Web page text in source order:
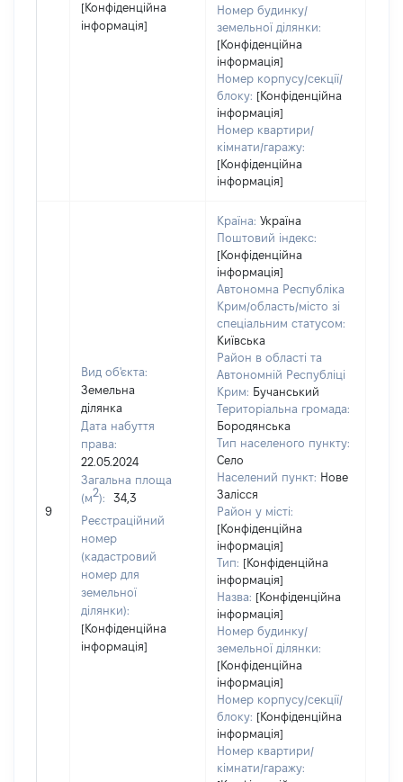
[Конфіденційна
інформація]
Номер будинку/
земельної ділянки:
[Конфіденційна
інформація]
Номер корпусу/секції/
блоку: [Конфіденційна
інформація]
Номер квартири/
кімнати/гаражу:
[Конфіденційна
інформація]
9
Вид об'єкта:
Земельна
ділянка
Дата набуття
права:
22.05.2024
Загальна площа
(м2):
34,3
Реєстраційний
номер
(кадастровий
номер для
земельної
ділянки):
[Конфіденційна
інформація]
Країна: Україна
Поштовий індекс:
[Конфіденційна
інформація]
Автономна Республіка
Крим/область/місто зі
спеціальним статусом:
Київська
Район в області та
Автономній Республіці
Крим: Бучанський
Територіальна громада:
Бородянська
Тип населеного пункту:
Село
Населений пункт: Нове
Залісся
Район у місті:
[Конфіденційна
інформація]
Тип: [Конфіденційна
інформація]
Назва: [Конфіденційна
інформація]
Номер будинку/
земельної ділянки:
[Конфіденційна
інформація]
Номер корпусу/секції/
блоку: [Конфіденційна
інформація]
Номер квартири/
кімнати/гаражу: